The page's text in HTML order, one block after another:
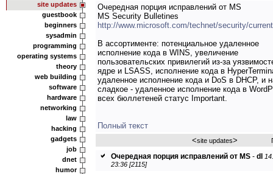
site updates
guestbook
beginners
sysadmin
programming
operating systems
theory
web building
software
hardware
networking
law
hacking
gadgets
job
dnet
humor
Очередная порция исправлений от MS
MS Security Bulletines
http://www.microsoft.com/technet/security/
В ассортименте: потенциальное удаленное
исполнение кода в WINS, увеличение
пользовательских привилегий из-за
ядре и LSASS, исполнение кода в
удаленное исполнение кода и DoS в DHCP, и
сладкое - удаленное исполнение кода в
всех бюллетеней статус Important.
Полный текст
<site updates>
Очередная порция исправлений от MS - dl
23:36 [2115]